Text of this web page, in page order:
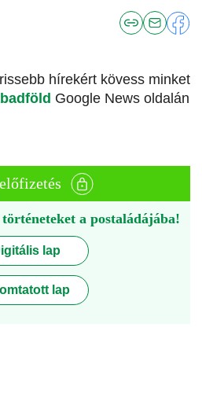
hírekért kövess minket
Google News oldalán
a postaládájába!
lap
lap